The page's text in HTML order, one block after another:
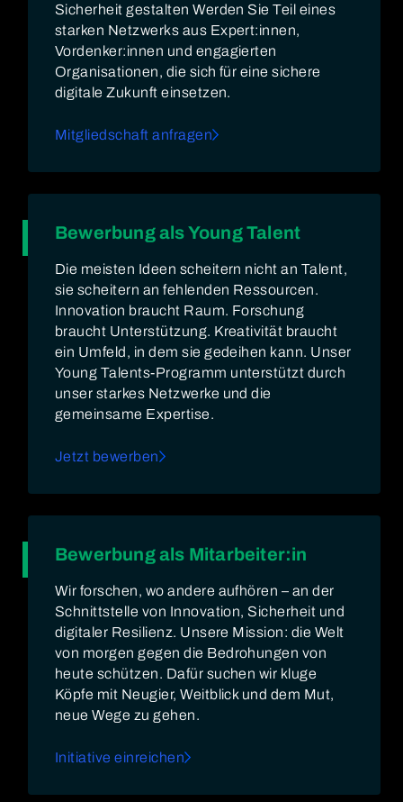
Sicherheit gestalten Werden Sie Teil eines
starken Netzwerks aus Expert:innen,
Vordenker:innen und engagierten
Organisationen, die sich für eine sichere
digitale Zukunft einsetzen.
Mitgliedschaft anfragen
Bewerbung als Young Talent
Die meisten Ideen scheitern nicht an Talent,
sie scheitern an fehlenden Ressourcen.
Innovation braucht Raum. Forschung
braucht Unterstützung. Kreativität braucht
ein Umfeld, in dem sie gedeihen kann. Unser
Young Talents-Programm unterstützt durch
unser starkes Netzwerke und die
gemeinsame Expertise.
Jetzt bewerben
Bewerbung als Mitarbeiter:in
Wir forschen, wo andere aufhören – an der
Schnittstelle von Innovation, Sicherheit und
digitaler Resilienz. Unsere Mission: die Welt
von morgen gegen die Bedrohungen von
heute schützen. Dafür suchen wir kluge
Köpfe mit Neugier, Weitblick und dem Mut,
neue Wege zu gehen.
Initiative einreichen